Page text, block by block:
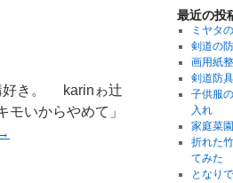
好き。 karinゎ辻
いからやめて」
最近の投
ミヤタ
剣道の
画用紙
剣道防
子供服
入れ
家庭菜
折れた
てみた
となり